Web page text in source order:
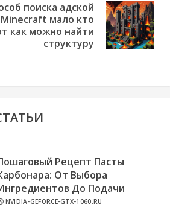
поиска адской
мало кто
как можно найти
структуру
Рецепт Пасты
От Выбора
До Подачи
NVIDIA-GEFORCE-GTX-1060.RU